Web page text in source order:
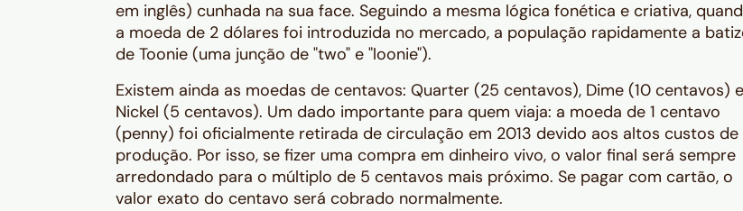
em inglês) cunhada na sua face. Seguindo a mesma lógica fonética e criativa,
a moeda de 2 dólares foi introduzida no mercado, a população rapidamente a
de Toonie (uma junção de "two" e "loonie").
Existem ainda as moedas de centavos: Quarter (25 centavos), Dime (10 centavos) e
Nickel (5 centavos). Um dado importante para quem viaja: a moeda de 1 centavo
(penny) foi oficialmente retirada de circulação em 2013 devido aos altos custos de
produção. Por isso, se fizer uma compra em dinheiro vivo, o valor final será sempre
arredondado para o múltiplo de 5 centavos mais próximo. Se pagar com cartão, o
valor exato do centavo será cobrado normalmente.